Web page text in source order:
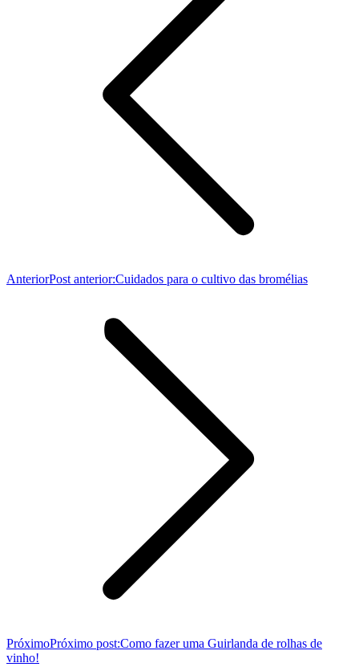
AnteriorPost anterior:Cuidados para o cultivo das bromélias
PróximoPróximo post:Como fazer uma Guirlanda de rolhas de
vinho!